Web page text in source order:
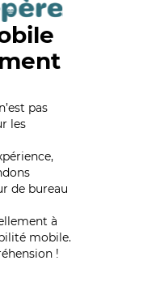
pas
les
de bureau
à
mobile.
!